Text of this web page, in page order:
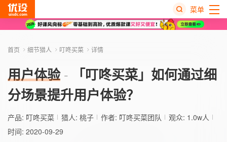
菜单
首页 细节猎人 叮咚买菜 详情
用户体验
「叮咚买菜」如何通过细
分场景提升用户体验？
产品: 叮咚买菜 猎人: 桃子 作者: 叮咚买菜团队
观众: 1.0w人
时间: 2020-09-29